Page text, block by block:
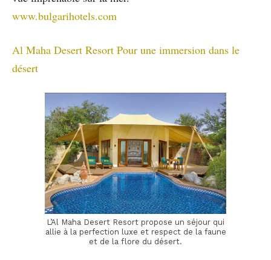
www.bulgarihotels.com
Al Maha Desert Resort Pour une immersion dans le
désert
L’Al Maha Desert Resort propose un séjour qui
allie à la perfection luxe et respect de la faune
et de la flore du désert.